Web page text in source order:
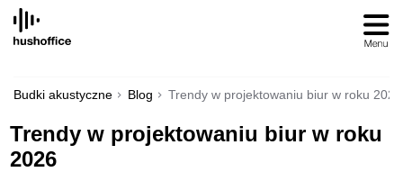
SKIP
CONTENT
Budki akustyczne Blog Trendy w projektowaniu biur w roku 2026
Trendy w projektowaniu biur w roku
2026